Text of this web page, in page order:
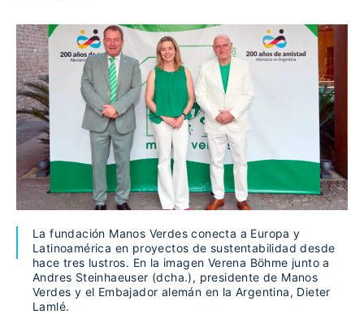
La fundación Manos Verdes conecta a Europa y
Latinoamérica en proyectos de sustentabilidad desde
hace tres lustros. En la imagen Verena Böhme junto a
Andres Steinhaeuser (dcha.), presidente de Manos
Verdes y el Embajador alemán en la Argentina, Dieter
Lamlé.